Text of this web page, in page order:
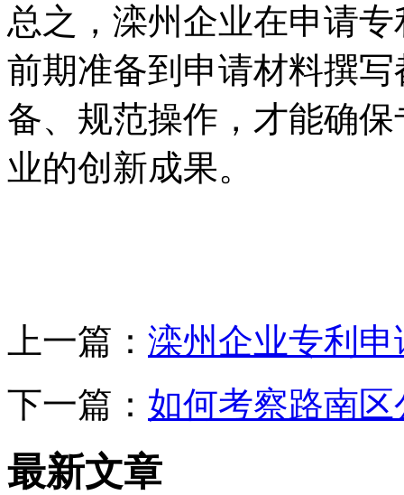
总之，滦州企业在申请
前期准备到申请材料撰
备、规范操作，才能确
业的创新成果。
上一篇： 滦州企业专利
下一篇： 如何考察路南
最新文章